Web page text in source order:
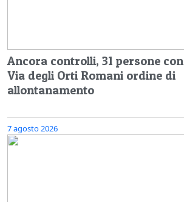
Ancora controlli, 31 persone
Via degli Orti Romani ordine di
allontanamento
7 agosto 2026